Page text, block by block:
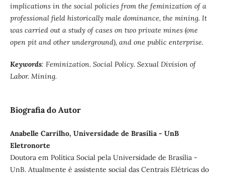
implications in the social policies from the feminization of a
professional field historically male dominance, the mining. It
was carried out a study of cases on two private mines (one
open pit and other underground), and one public enterprise.
Keywords: Feminization. Social Policy. Sexual Division of
Labor. Mining.
Biografia do Autor
Anabelle Carrilho, Universidade de Brasília - UnB
Eletronorte
Doutora em Política Social pela Universidade de Brasília -
UnB. Atualmente é assistente social das Centrais Elétricas do